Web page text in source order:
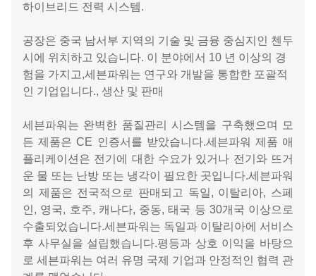
하이브리드 전력 시스템.
공장은 중국 남서부 지역의 기술 및 금융 중심지인 첸두
시에 위치하고 있습니다. 이 분야에서 10 년 이상의 경
험을 가지고,세븐파워는 연구와 개발을 통합한 포괄적
인 기업입니다., 생산 및 판매
세븐파워는 완벽한 품질관리 시스템을 구축했으며 모
든 제품은 CE 인증서를 받았습니다.세븐파워 제품 애
플리케이션은 전기에 대한 수요가 있거나 전기와 뜨거
운 물 또는 난방 또는 냉각이 필요한 곳입니다.세븐파워
의 제품은 전국적으로 판매되고 독일, 이탈리아, 스페
인, 영국, 호주, 캐나다, 중동, 태국 등 30개국 이상으로
수출되었습니다.세븐파워는 독일과 이탈리아에 서비스
후 사무실을 설립했습니다.평등과 상호 이익을 바탕으
로 세븐파워는 여러 유명 국제 기업과 안정적인 협력 관